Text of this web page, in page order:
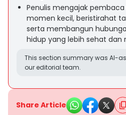
Penulis mengajak
momen kecil, beristirahat
serta membangun
hidup yang lebih sehat dan
This section summary was AI-
our editorial team.
Share Article